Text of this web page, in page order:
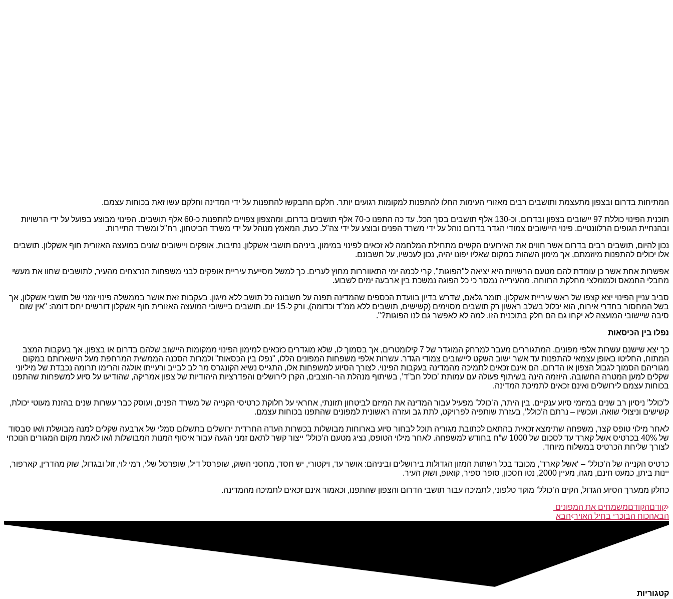
המתיחות בדרום ובצפון מתעצמת ותושבים רבים מאזורי העימות החלו להתפנות למקומות רגועים יותר. חלקם התבקשו להתפנות על ידי המדינה וחלקם עשו זאת בכוחות עצמם.
תוכנית הפינוי כוללת 97 יישובים בצפון ובדרום, וכ-130 אלף תושבים בסך הכל. עד כה התפנו כ-70 אלף תושבים בדרום, ומהצפון צפויים להתפנות כ-60 אלף תושבים. הפינוי מבוצע בפועל על ידי הרשויות
ובהנחיית הגופים הרלוונטיים. פינוי היישובים צמודי הגדר בדרום נוהל על ידי משרד הפנים ובוצע על ידי צה"ל. כעת, המאמץ מנוהל על ידי משרד הביטחון, רח"ל ומשרד התיירות.
נכון להיום, תושבים רבים בדרום אשר חווים את האירועים הקשים מתחילת המלחמה לא זכאים לפינוי במימון, ביניהם תושבי אשקלון, נתיבות, אופקים ויישובים שונים במועצה האזורית חוף אשקלון. תושבים
אלו יכולים להתפנות מיוזמתם, אך מימון השהות במקום שאליו יפונו יהיה, נכון לעכשיו, על חשבונם.
אפשרות אחת אשר כן עומדת להם מטעם הרשויות היא יציאה ל"הפוגות", קרי לכמה ימי התאווררות מחוץ לערים. כך למשל מסייעת עיריית אופקים לבני משפחות הנרצחים מהעיר, לתושבים שחוו את מעשי
מחבלי החמאס ולמומלצי מחלקת הרווחה. מהעירייה נמסר כי כל הפוגה נמשכת בין ארבעה ימים לשבוע.
סביב עניין הפינוי יצא קצפו של ראש עיריית אשקלון, תומר גלאם, שדרש בדיון בוועדת הכספים שהמדינה תפנה על חשבונה כל תושב ללא מיגון. בעקבות זאת אושר בממשלה פינוי זמני של תושבי אשקלון, אך
בשל המחסור בחדרי אירוח, הוא יכלול בשלב ראשון רק תושבים מסוימים (קשישים, תושבים ללא ממ"ד וכדומה), ורק ל-15 יום. תושבים ביישובי המועצה האזורית חוף אשקלון דורשים יחס דומה: "אין שום
סיבה שיישובי המועצה לא יקחו גם הם חלק בתוכנית הזו. למה לא לאפשר גם לנו הפוגות?".
נפלו בין הכיסאות
כך יצא שישנם עשרות אלפי מפונים, המתגוררים מעבר למרחק המוגדר של 7 קילומטרים, אך בסמוך לו, שלא מוגדרים כזכאים למימון הפינוי ממקומות היישוב שלהם בדרום או בצפון, אך בעקבות המצב
המתוח, החליטו באופן עצמאי להתפנות עד אשר ישוב השקט ליישובים צמודי הגדר. עשרות אלפי משפחות המפונים הללו, "נפלו בין הכסאות" ולמרות הסכנה הממשית המרחפת מעל הישארותם במקום
מגוריהם הסמוך לגבול הצפון או הדרום, הם אינם זכאים לתמיכה מהמדינה בעקבות הפינוי. לצורך הסיוע למשפחות אלו, התגייס נשיא הקונגרס מר לב לבייב ורעייתו אולגה והרימו תרומה נכבדת של מיליוני
שקלים למען המטרה החשובה. היוזמה הינה בשיתוף פעולה עם עמותת ’כולל חב”ד’, בשיתוף מנהלת הר-חוצבים, הקרן לירושלים והפדרציות היהודיות של צפון אמריקה, שהודיעו על סיוע למשפחות שהתפנו
בכוחות עצמם לירושלים ואינם זכאים לתמיכת המדינה.
ל’כולל’ ניסיון רב שנים במיזמי סיוע ענקיים. בין היתר, ה’כולל’ מפעיל עבור המדינה את המיזם לביטחון תזונתי, אחראי על חלוקת כרטיסי הקנייה של משרד הפנים, ועוסק כבר עשרות שנים בהזנת מעוטי יכולת,
קשישים וניצולי שואה. ועכשיו – נרתם ה’כולל’, בעזרת שותפיה לפרויקט, לתת גב ועזרה ראשונית למפונים שהתפנו בכוחות עצמם.
לאחר מילוי טופס קצר, משפחה שתימצא זכאית בהתאם לכתובת מגוריה תוכל לבחור סיוע בארוחות מבושלות בכשרות העדה החרדית ירושלים בתשלום סמלי של ארבעה שקלים למנה מבושלת ו/או סבסוד
של 40% בכרטיס אשל קארד עד לסכום של 1000 ש”ח בחודש למשפחה. לאחר מילוי הטופס, נציג מטעם ה’כולל’ ייצור קשר לתאם זמני הגעה עבור איסוף המנות המבושלות ו/או לאמת מקום המגורים הנוכחי
לצורך שליחת הכרטיס במשלוח מיוחד.
כרטיס הקנייה של ה’כולל’ – ‘אשל קארד’, מכובד בכל רשתות המזון הגדולות בירושלים וביניהם: אושר עד, ויקטורי, יש חסד, מחסני השוק, שופרסל דיל, שופרסל שלי, רמי לוי, זול ובגדול, שוק מהדרין, קארפור,
יינות ביתן, כמעט חינם, מגה, מעיין 2000, נטו חסכון, סופר ספיר, קואופ, ושוק העיר.
כחלק ממערך הסיוע הגדול, הקים ה’כולל’ מוקד טלפוני, לתמיכה עבור תושבי הדרום והצפון שהתפנו, וכאמור אינם זכאים לתמיכה מהמדינה.
קודםהקודםמשמחים את המפונים
הבאהכוח הבוכרי בחיל האויר הבא
קטגוריות